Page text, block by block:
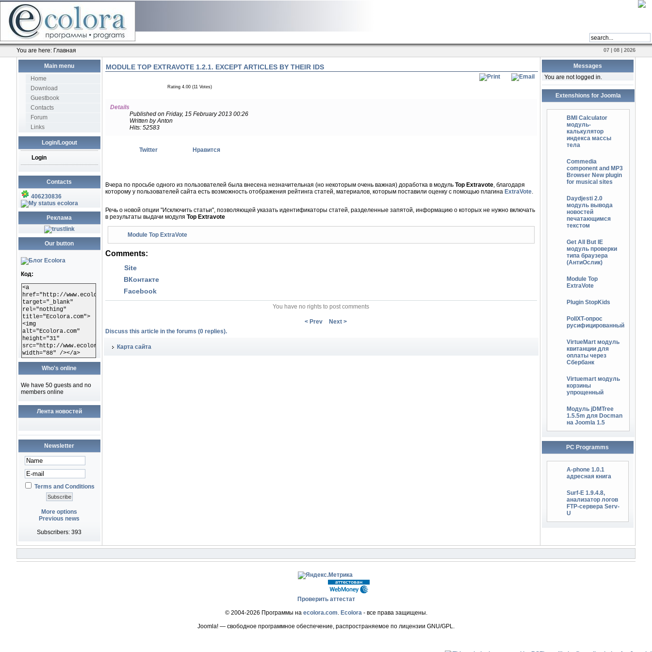
You are here: Главная 07 | 08 | 2026
Main menu
Home
Download
Guestbook
Contacts
Forum
Links
Login/Logout
Login
Contacts
406230836
ecolora
Реклама
Our button
Код:
<a
href="http://www.ecolora.com"
target="_blank"
rel="nothing"
title="Ecolora.com">
<img
alt="Ecolora.com"
height="31"
src="http://www.ecolora.com/images/ecoloracom.gif"
width="88" /></a>
Who's online
We have 50 guests and no
members online
Лента новостей
Newsletter
Terms and Conditions
More options
Previous news
Subscribers: 393
MODULE TOP EXTRAVOTE 1.2.1. EXCEPT ARTICLES BY THEIR IDS
Rating 4.00 (11 Votes)
Details
Published on Friday, 15 February 2013 00:26
Written by Anton
Hits: 52583
Twitter Нравится
Вчера по просьбе одного из пользователей была внесена незначительная (но некоторым очень важная) доработка в модуль Top Extravote, благодаря
которому у пользователей сайта есть возможность отображения рейтинга статей, материалов, которым поставили оценку с помощью плагина ExtraVote.
Речь о новой опции "Исключить статьи", позволяющей указать идентификаторы статей, разделенные запятой, информацию о которых не нужно включать
в результаты выдачи модуля Top Extravote
Module Top ExtraVote
Comments:
Site
ВКонтакте
Facebook
You have no rights to post comments
< Prev
Next >
Discuss this article in the forums (0 replies).
Карта сайта
Messages
You are not logged in.
Extenshions for Joomla
BMI Calculator
модуль-
калькулятор
индекса массы
тела
Commedia
component and MP3
Browser New plugin
for musical sites
Daydjesti 2.0
модуль вывода
новостей
печатающимся
текстом
Get All But IE
модуль проверки
типа браузера
(АнтиОслик)
Module Top
ExtraVote
Plugin StopKids
PollXT-опрос
русифицированный
VirtueMart модуль
квитанции для
оплаты через
Сбербанк
Virtuemart модуль
корзины
упрощенный
Модуль jDMTree
1.5.5m для Docman
на Joomla 1.5
PC Programms
A-phone 1.0.1
адресная книга
Surf-E 1.9.4.8,
анализатор логов
FTP-сервера Serv-
U
Проверить аттестат
© 2004-2026 Программы на ecolora.com. Ecolora- все права защищены.
Joomla! — свободное программное обеспечение, распространяемое по лицензии GNU/GPL.